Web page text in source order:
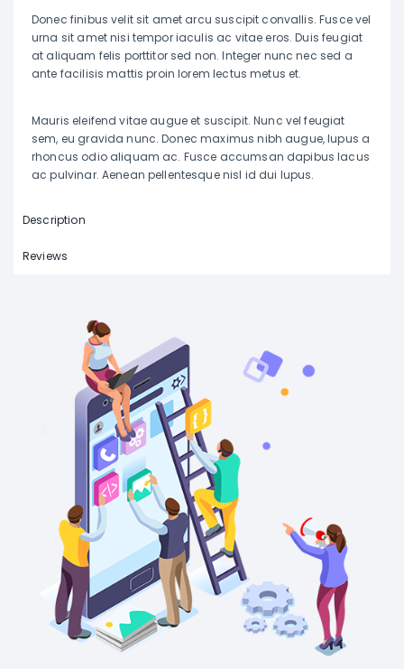
Donec finibus velit sit amet arcu suscipit convallis. Fusce vel
urna sit amet nisi tempor iaculis ac vitae eros. Duis feugiat
at aliquam felis porttitor sed non. Integer nunc nec sed a
ante facilisis mattis proin lorem lectus metus et.
Mauris eleifend vitae augue et suscipit. Nunc vel feugiat
sem, eu gravida nunc. Donec maximus nibh augue, lupus a
rhoncus odio aliquam ac. Fusce accumsan dapibus lacus
ac pulvinar. Aenean pellentesque nisl id dui lupus.
Description
Reviews